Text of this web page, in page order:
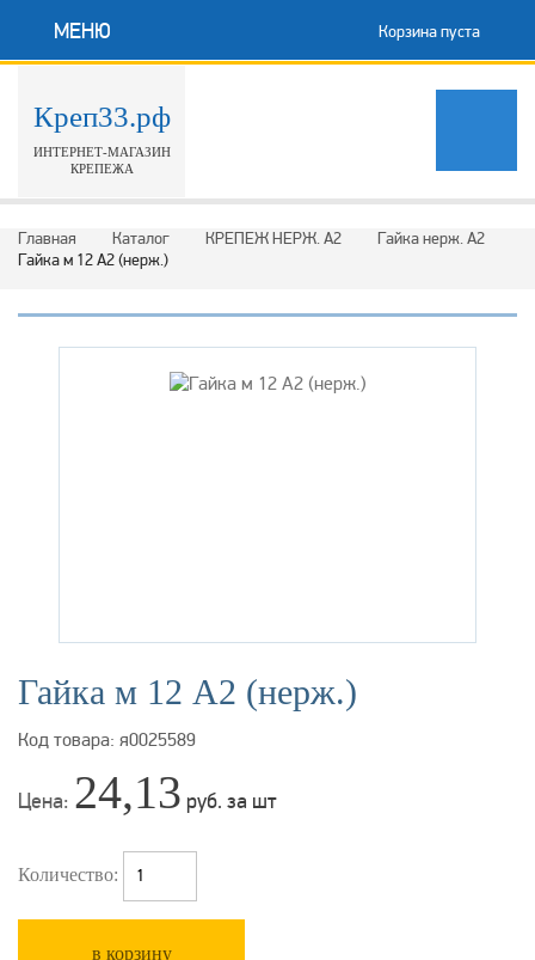
МЕНЮ Корзина пуста
Креп33.рф
ИНТЕРНЕТ-МАГАЗИН
КРЕПЕЖА
Главная Каталог КРЕПЕЖ НЕРЖ. А2
Гайка нерж. А2
Гайка м 12 А2 (нерж.)
Гайка м 12 А2 (нерж.)
Код товара: я0025589
Цена: 24,13 руб. за шт
Количество:
в корзину